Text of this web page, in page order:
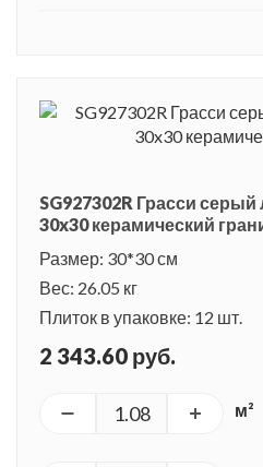
SG927302R Грасси
30x30 керамический
Размер: 30*30 см
Вес: 26.05 кг
Плиток в упаковке: 12 шт.
2 343.60 руб.
м²